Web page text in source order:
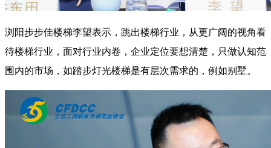
浏阳步步佳楼梯李望表示，跳出楼梯行业，从更广阔的视角看
待楼梯行业，面对行业内卷，企业定位要想清楚，只做认知范
围内的市场，如踏步灯光楼梯是有层次需求的，例如别墅。